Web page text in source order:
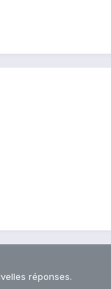
réponses.